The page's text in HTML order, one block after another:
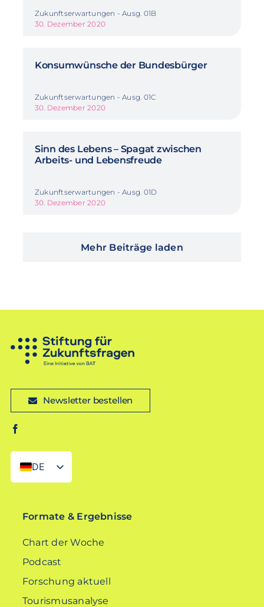
Zukunftserwartungen - Ausg. 01B
30. Dezember 2020
Konsumwünsche der Bundesbürger
Zukunftserwartungen - Ausg. 01C
30. Dezember 2020
Sinn des Lebens – Spagat zwischen
Arbeits- und Lebensfreude
Zukunftserwartungen - Ausg. 01D
30. Dezember 2020
Mehr Beiträge laden
Newsletter bestellen
DE
EN
Formate & Ergebnisse
Chart der Woche
Podcast
Forschung aktuell
Tourismusanalyse